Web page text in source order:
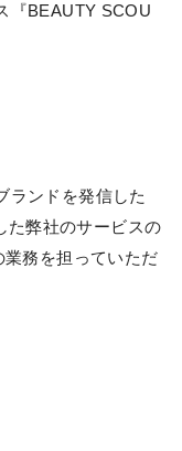
『BEAUTY SCOU
ランドを発信した
た弊社のサービスの
務を担っていただ